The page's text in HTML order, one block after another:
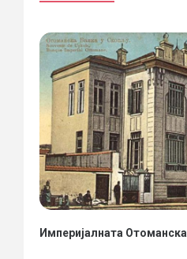
Империјалната